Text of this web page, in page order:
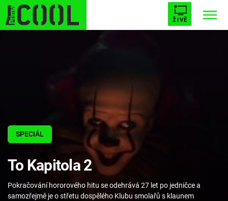
ŽIVĚ
Témata
Filmy
Seriály
SPECIÁL
To Kapitola 2
Pokračování hororového hitu se odehrává 27 let po jedničce a
samozřejmě je o střetu dospělého Klubu smolařů s klaunem